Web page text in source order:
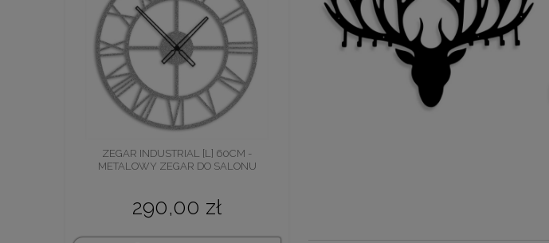
ZEGAR INDUSTRIAL [L] 60CM -
METALOWY ZEGAR DO SALONU
290,00 zł